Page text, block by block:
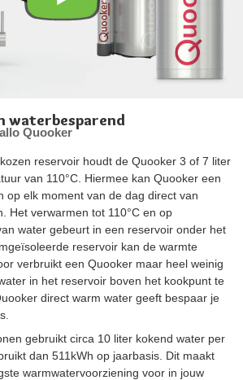
waterbesparend
Quooker
reservoir houdt de Quooker 3 of 7 liter
van 110°C. Hiermee kan Quooker een
op elk moment van de dag direct van
Het verwarmen tot 110°C en op
water gebeurt in een reservoir onder het
reservoir kan de warmte
verbruikt een Quooker maar heel weinig
in het reservoir boven het kookpunt te
direct warm water geeft bespaar je
gebruikt circa 10 liter kokend water per
dan 511kWh op jaarbasis. Dit maakt
warmwatervoorziening voor in jouw